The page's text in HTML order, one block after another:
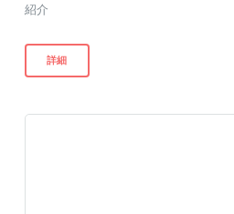
紹介
詳細